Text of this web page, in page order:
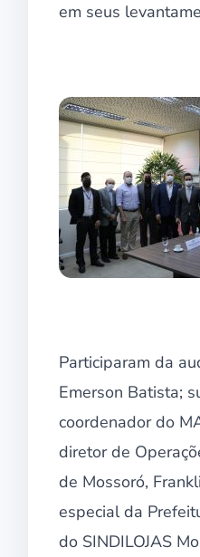
em seus
Participaram da
Emerson Batista;
coordenador do
diretor de
de Mossoró,
especial da
do SINDILOJAS